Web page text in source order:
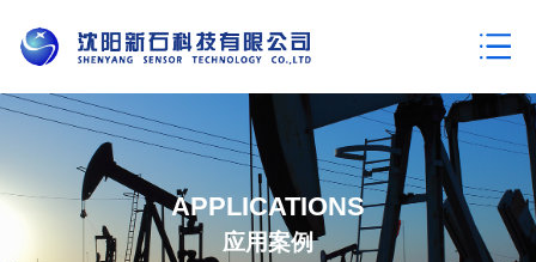
APPLICATIONS
应用案例